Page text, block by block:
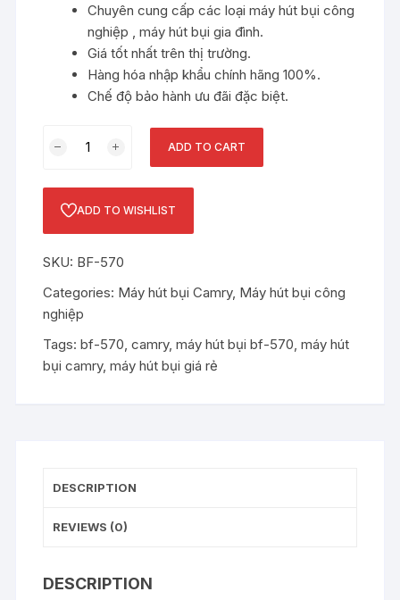
Chuyên cung cấp các loại máy hút bụi công
nghiệp , máy hút bụi gia đình.
Giá tốt nhất trên thị trường.
Hàng hóa nhập khẩu chính hãng 100%.
Chế độ bảo hành ưu đãi đặc biệt.
BF-
quantity
ADD TO CART
ADD TO WISHLIST
SKU: BF-570
Categories: Máy hút bụi Camry, Máy hút bụi công
nghiệp
Tags:bf-570 ,camry,máy hút bụi bf-570 ,máy hút
bụi camry,máy hút bụi giá rẻ
DESCRIPTION
REVIEWS (0)
DESCRIPTION